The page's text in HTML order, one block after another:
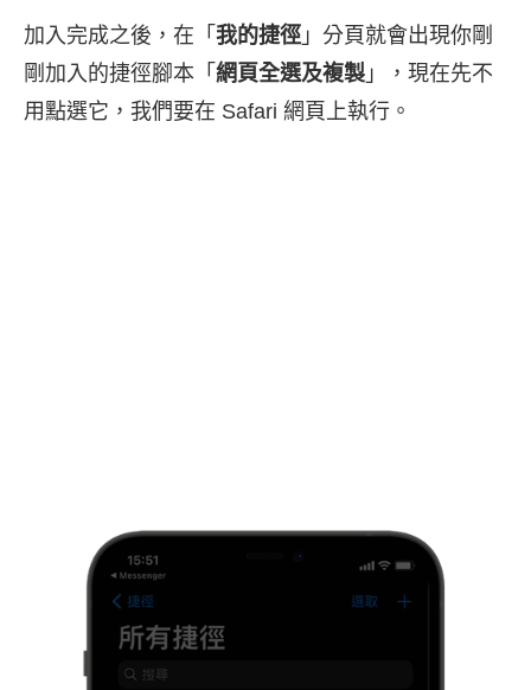
加入完成之後，在「 我的捷徑 」分頁就會出現你剛
剛加入的捷徑腳本「 網頁全選及複製 」，現在先不
用點選它，我們要在 Safari 網頁上執行。